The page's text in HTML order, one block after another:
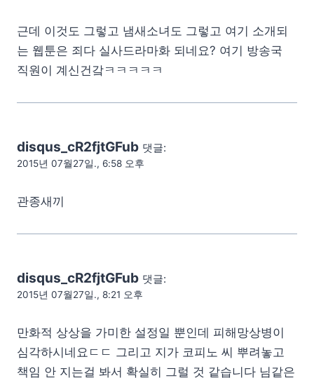
근데 이것도 그렇고 냄새소녀도 그렇고 여기 소개되
는 웹툰은 죄다 실사드라마화 되네요? 여기 방송국
직원이 계신건갘ㅋㅋㅋㅋㅋ
disqus_cR2fjtGFub 댓글:
2015년 07월27일., 6:58 오후
관종새끼
disqus_cR2fjtGFub 댓글:
2015년 07월27일., 8:21 오후
만화적 상상을 가미한 설정일 뿐인데 피해망상병이
심각하시네요ㄷㄷ 그리고 지가 코피노 씨 뿌려놓고
책임 안 지는걸 봐서 확실히 그럴 것 같습니다 님같은